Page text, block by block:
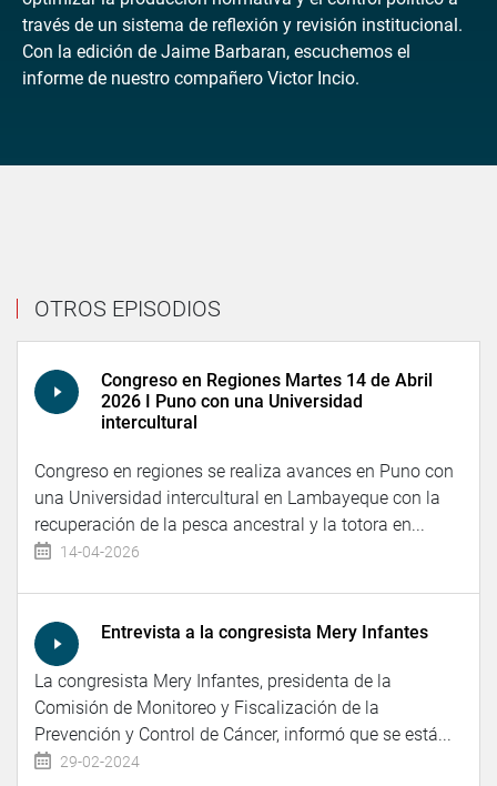
través de un sistema de reflexión y revisión institucional.
Con la edición de Jaime Barbaran, escuchemos el
informe de nuestro compañero Victor Incio.
OTROS EPISODIOS
Congreso en Regiones Martes 14 de Abril
2026 I Puno con una Universidad
intercultural
Congreso en regiones se realiza avances en Puno con
una Universidad intercultural en Lambayeque con la
recuperación de la pesca ancestral y la totora en...
14-04-2026
Entrevista a la congresista Mery Infantes
La congresista Mery Infantes, presidenta de la
Comisión de Monitoreo y Fiscalización de la
Prevención y Control de Cáncer, informó que se está...
29-02-2024